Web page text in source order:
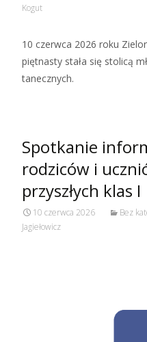
Kogut
10 czerwca 2026 roku
piętnasty stała się stolicą
tanecznych.
Spotkanie
rodziców i
przyszłych klas I
10 czerwca 2026 Bez
Jagiełowicz